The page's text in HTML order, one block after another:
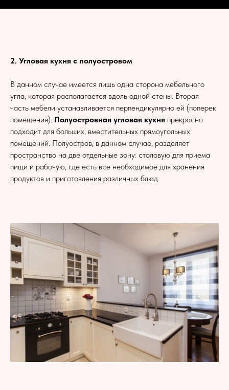
2. Угловая кухня с полуостровом
В данном случае имеется лишь одна сторона мебельного
угла, которая располагается вдоль одной стены. Вторая
часть мебели устанавливается перпендикулярно ей (поперек
помещения). Полуостровная угловая кухня прекрасно
подходит для больших, вместительных прямоугольных
помещений. Полуостров, в данном случае, разделяет
пространство на две отдельные зону: столовую для приема
пищи и рабочую, где есть все необходимое для хранения
продуктов и приготовления различных блюд.